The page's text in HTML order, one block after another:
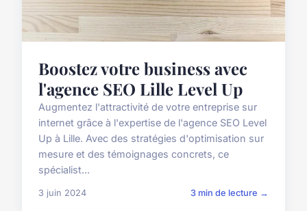
Boostez votre business avec
l'agence SEO Lille Level Up
Augmentez l'attractivité de votre entreprise sur
internet grâce à l'expertise de l'agence SEO Level
Up à Lille. Avec des stratégies d'optimisation sur
mesure et des témoignages concrets, ce
spécialist...
3 juin 2024 3 min de lecture →